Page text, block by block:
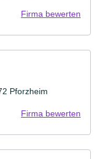
Firma bewerten
Pforzheim
Firma bewerten